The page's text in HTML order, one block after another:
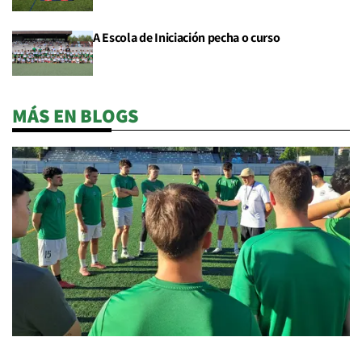
A Escola de Iniciación pecha o curso
MÁS EN BLOGS